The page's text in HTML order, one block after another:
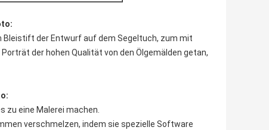
Bleistift der Entwurf auf dem Segeltuch, zum mit
der hohen Qualität von den Ölgemälden getan,
zu eine Malerei machen.
verschmelzen, indem sie spezielle Software